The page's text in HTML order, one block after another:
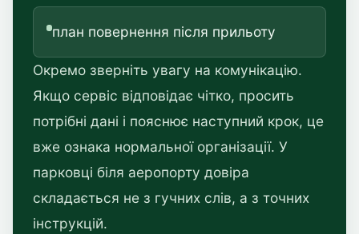
план повернення після прильоту
Окремо зверніть увагу на комунікацію.
Якщо сервіс відповідає чітко, просить
потрібні дані і пояснює наступний крок, це
вже ознака нормальної організації. У
парковці біля аеропорту довіра
складається не з гучних слів, а з точних
інструкцій.